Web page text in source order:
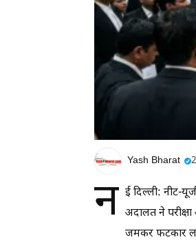
Yash Bharat
न ई दिल्ली: नीट-
अदालत ने
जमकर फटकार